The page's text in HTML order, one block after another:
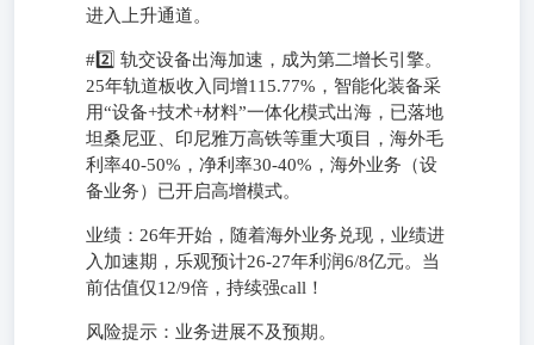
进入上升通道。
#2️⃣ 轨交设备出海加速，成为第二增长引擎。
25年轨道板收入同增115.77%，智能化装备采
用“设备+技术+材料”一体化模式出海，已落地
坦桑尼亚、印尼雅万高铁等重大项目，海外毛
利率40-50%，净利率30-40%，海外业务（设
备业务）已开启高增模式。
业绩：26年开始，随着海外业务兑现，业绩进
入加速期，乐观预计26-27年利润6/8亿元。当
前估值仅12/9倍，持续强call！
风险提示：业务进展不及预期。